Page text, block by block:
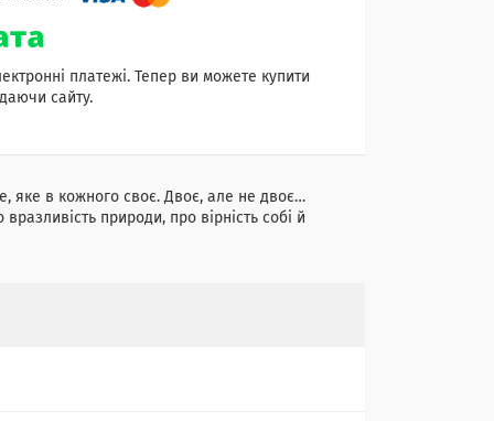
платежі. Тепер ви можете купити
сайту.
яке в кожного своє. Двоє, але не двоє…
природи, про вірність собі й